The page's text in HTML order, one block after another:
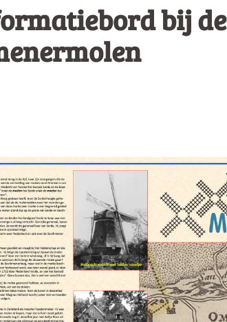
bij de